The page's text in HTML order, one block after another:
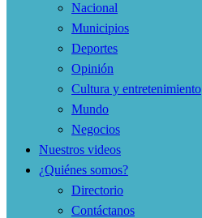
Nacional
Municipios
Deportes
Opinión
Cultura y entretenimiento
Mundo
Negocios
Nuestros videos
¿Quiénes somos?
Directorio
Contáctanos